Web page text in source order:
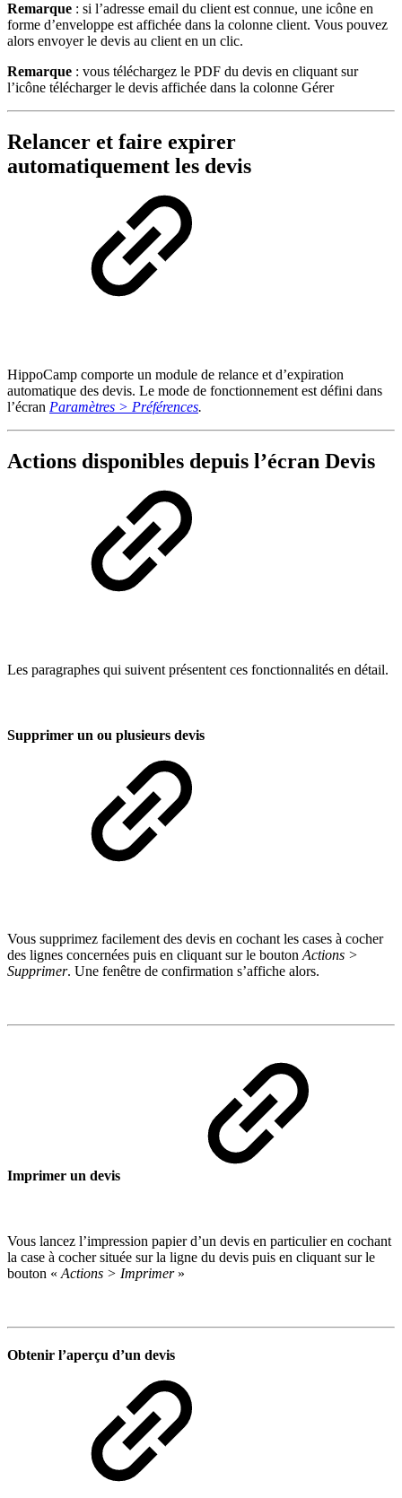
Remarque : si l’adresse email du client est connue, une icône en
forme d’enveloppe est affichée dans la colonne client. Vous pouvez
alors envoyer le devis au client en un clic.
Remarque : vous téléchargez le PDF du devis en cliquant sur
l’icône télécharger le devis affichée dans la colonne Gérer
Relancer et faire expirer
automatiquement les devis
HippoCamp comporte un module de relance et d’expiration
automatique des devis. Le mode de fonctionnement est défini dans
l’écran Paramètres > Préférences.
Actions disponibles depuis l’écran Devis
Les paragraphes qui suivent présentent ces fonctionnalités en détail.
Supprimer un ou plusieurs devis
Vous supprimez facilement des devis en cochant les cases à cocher
des lignes concernées puis en cliquant sur le boutonActions >
Supprimer. Une fenêtre de confirmation s’affiche alors.
Imprimer un devis
Vous lancez l’impression papier d’un devis en particulier en cochant
la case à cocher située sur la ligne du devis puis en cliquant sur le
bouton « Actions > Imprimer »
Obtenir l’aperçu d’un devis